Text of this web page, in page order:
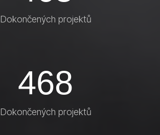
Dokončených projektů
468
Dokončených projektů